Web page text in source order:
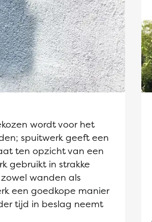
wordt voor het
spuitwerk geeft een
ten opzicht van een
gebruikt in strakke
wanden als
een goedkope manier
tijd in beslag neemt